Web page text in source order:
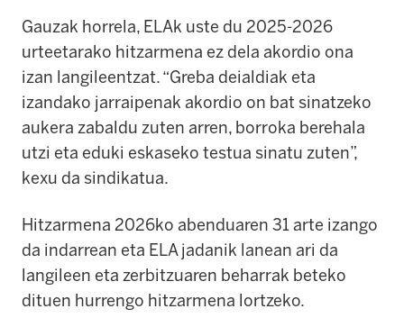
Gauzak horrela, ELAk uste du 2025-2026
urteetarako hitzarmena ez dela akordio ona
izan langileentzat. “Greba deialdiak eta
izandako jarraipenak akordio on bat sinatzeko
aukera zabaldu zuten arren, borroka berehala
utzi eta eduki eskaseko testua sinatu zuten”,
kexu da sindikatua.
Hitzarmena 2026ko abenduaren 31 arte izango
da indarrean eta ELA jadanik lanean ari da
langileen eta zerbitzuaren beharrak beteko
dituen hurrengo hitzarmena lortzeko.